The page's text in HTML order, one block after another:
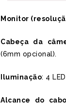
Monitor
Cabeça da
(6mm opcional).
Iluminação: 4
Alcance do cabo